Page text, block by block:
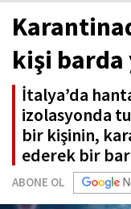
kişi barda
İtalya’da
izolasyonda
bir kişinin,
ederek bir
ABONE OL